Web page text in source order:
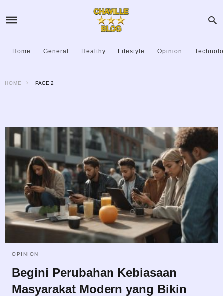
Home General Healthy Lifestyle Opinion
HOME PAGE 2
OPINION
Begini Perubahan Kebiasaan
Masyarakat Modern yang Bikin